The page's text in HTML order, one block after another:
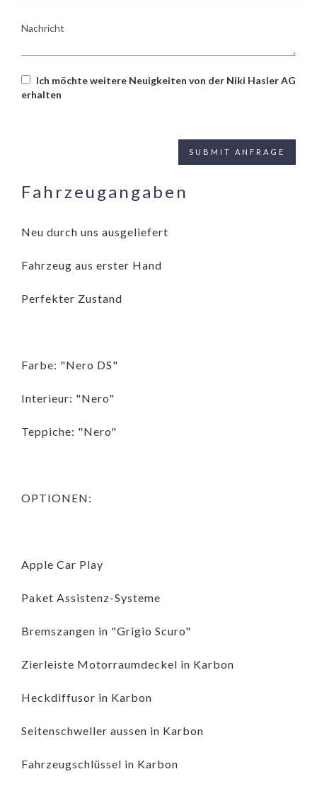
Ich möchte weitere Neuigkeiten von der Niki Hasler AG
erhalten
Fahrzeugangaben
Neu durch uns ausgeliefert
Fahrzeug aus erster Hand
Perfekter Zustand
Farbe: "Nero DS"
Interieur: "Nero"
Teppiche: "Nero"
OPTIONEN:
Apple Car Play
Paket Assistenz-Systeme
Bremszangen in "Grigio Scuro"
Zierleiste Motorraumdeckel in Karbon
Heckdiffusor in Karbon
Seitenschweller aussen in Karbon
Fahrzeugschlüssel in Karbon